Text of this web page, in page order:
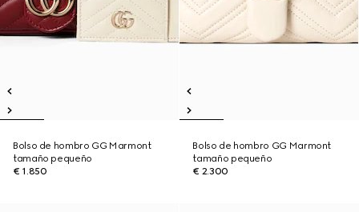
Bolso de hombro GG Marmont
tamaño pequeño
€ 1.850
Bolso de hombro GG Marmont
tamaño pequeño
€ 2.300